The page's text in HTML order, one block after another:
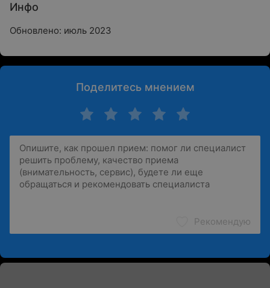
Инфо
Обновлено: июль 2023
Поделитесь мнением
Рекомендую